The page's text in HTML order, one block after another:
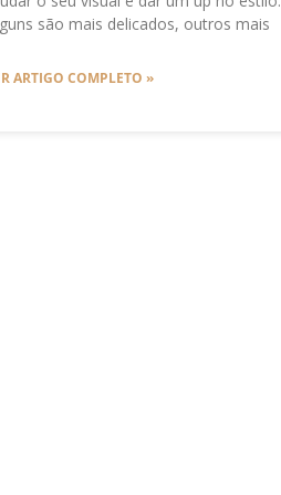
são mais delicados, outros mais
ARTIGO COMPLETO »